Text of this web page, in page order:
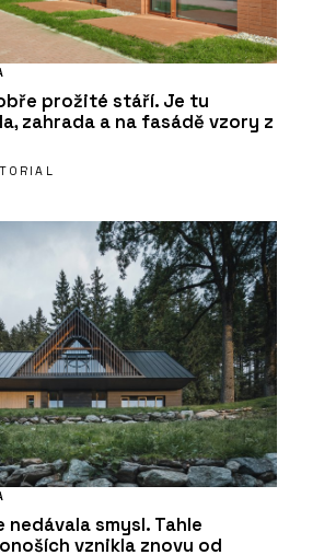
prožité stáří. Je tu
zahrada a na fasádě vzory z
nedávala smysl. Tahle
vznikla znovu od